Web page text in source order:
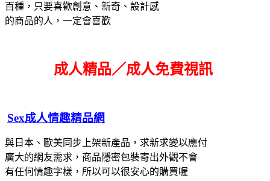
百種，只要喜歡創意、新奇、設計感
的商品的人，一定會喜歡
成人精品／成人免費視訊
Sex成人情趣精品網
與日本、歐美同步上架新產品，求新求變以應付
廣大的網友需求， 商品隱密包裝寄出外觀不會
有任何情趣字樣，所以可以很安心的購買喔